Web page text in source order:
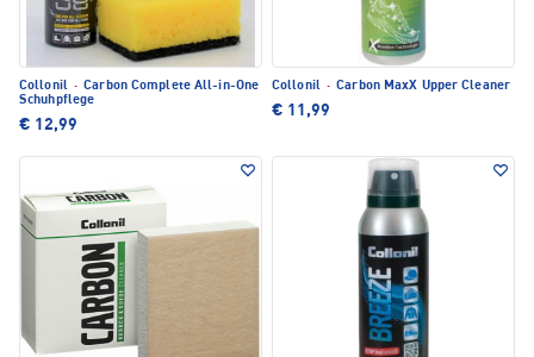
Collonil · Carbon Complete All-in-One
Schuhpflege
€ 12,99
Collonil · Carbon MaxX Upper Cleaner
€ 11,99